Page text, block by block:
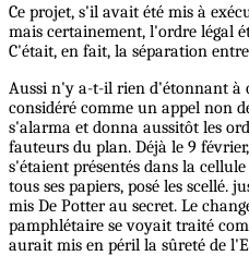
Ce projet, s'il avait été mis à
mais certainement, l'ordre légal
C'était, en fait, la séparation
Aussi n'y a-t-il rien d'étonnant à
considéré comme un appel non
s'alarma et donna aussitôt les
fauteurs du plan. Déjà le 9
s'étaient présentés dans la
tous ses papiers, posé les scellé.
mis De Potter au secret. Le
pamphlétaire se voyait traité
aurait mis en péril la sûreté de